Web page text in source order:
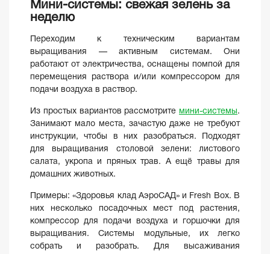
Мини-системы: свежая зелень за
неделю
Переходим к техническим вариантам
выращивания — активным системам. Они
работают от электричества, оснащены помпой для
перемещения раствора и/или компрессором для
подачи воздуха в раствор.
Из простых вариантов рассмотрите мини-системы.
Занимают мало места, зачастую даже не требуют
инструкции, чтобы в них разобраться. Подходят
для выращивания столовой зелени: листового
салата, укропа и пряных трав. А ещё травы для
домашних животных.
Примеры: «Здоровья клад АэроСАД» и Fresh Box. В
них несколько посадочных мест под растения,
компрессор для подачи воздуха и горшочки для
выращивания. Системы модульные, их легко
собрать и разобрать. Для высаживания